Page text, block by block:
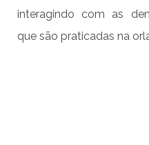
interagindo com as
que são praticadas na